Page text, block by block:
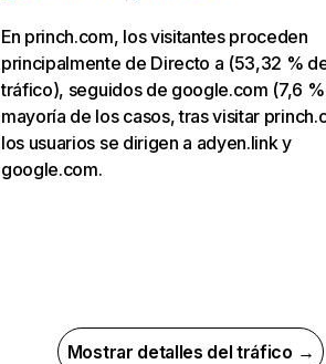
En princh.com, los visitantes proceden
principalmente de Directo a (53,32 %
tráfico), seguidos de google.com (7,6
mayoría de los casos, tras visitar
los usuarios se dirigen a adyen.link y
google.com.
Mostrar detalles del tráfico →